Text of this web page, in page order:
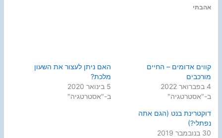
אהבתי
קווים אדומים – החיים
מורכבים
4 בפברואר 2022
ב-"אסטרטגיה"
האם ניתן לעצור את השעון
מלכת?
5 בינואר 2020
ב-"אסטרטגיה"
דוקטרינת בנט (הגם אתה
נפתלי?)
30 בנובמבר 2019